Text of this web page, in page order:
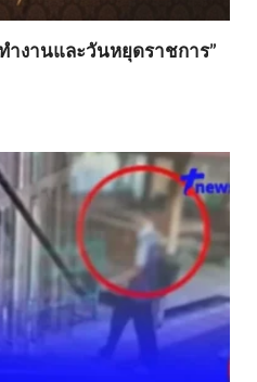
ำงานและวันหยุดราชการ”